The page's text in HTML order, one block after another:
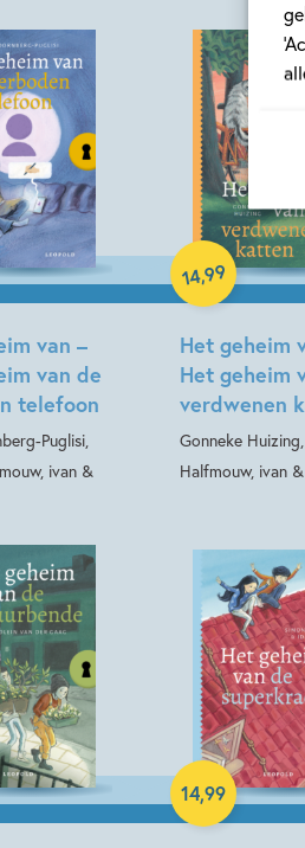
van –
van de
telefoon
Puglisi,
ivan &
Het geheim
Het geheim
verdwenen
Gonneke
Halfmouw, ivan
14,99
Hardcover
14,99
Hardcover